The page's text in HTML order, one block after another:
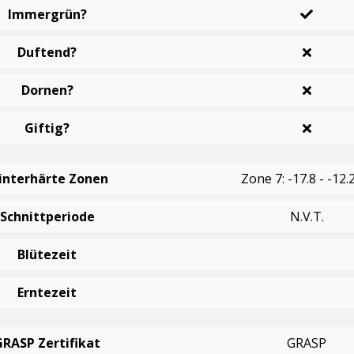
Immergrün?
Duftend?
Dornen?
Giftig?
Zonen Zone 7: -17.8 - -
Schnittperiode N.v.t.
Blütezeit
Erntezeit
Zertifikat GRASP